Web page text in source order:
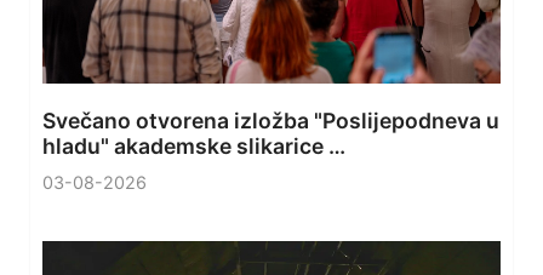
Svečano otvorena izložba "Poslijepodneva u
hladu" akademske slikarice …
03-08-2026